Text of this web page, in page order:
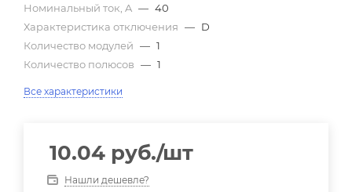
Номинальный ток, A — 40
Характеристика отключения — D
Количество модулей — 1
Количество полюсов — 1
Все характеристики
10.04 руб./шт
Нашли дешевле?